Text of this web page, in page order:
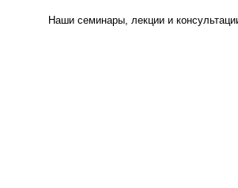
Наши семинары, лекции и